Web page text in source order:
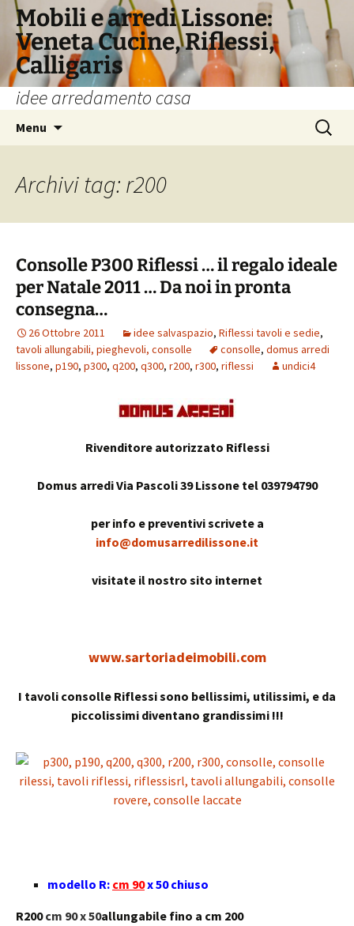
Vai
contenuto
Mobili e arredi Lissone:
Veneta Cucine, Riflessi,
Calligaris
idee arredamento casa
Menu
Ricerca
per:
Archivi tag: r200
Consolle P300 Riflessi … il regalo ideale
per Natale 2011 … Da noi in pronta
consegna…
26 Ottobre 2011 idee salvaspazio, Riflessi tavoli e sedie,
tavoli allungabili, pieghevoli, consolle
consolle, domus arredi
lissone, p190, p300, q200, q300, r200, r300, riflessi undici4
Rivenditore autorizzato Riflessi
Domus arredi Via Pascoli 39 Lissone tel 039794790
per info e preventivi scrivete a
info@domusarredilissone.it
visitate il nostro sito internet
www.sartoriadeimobili.com
I tavoli consolle Riflessi sono bellissimi, utilissimi, e da
piccolissimi diventano grandissimi !!!
modello R: cm 90x 50 chiuso
R200cm 90 x 50allungabile fino a cm 200